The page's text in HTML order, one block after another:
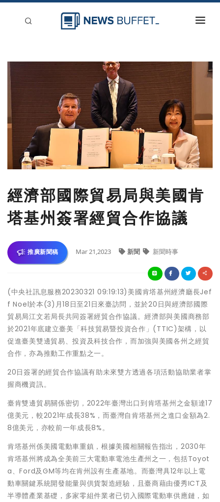
新聞稿分類
登入
刊登
經濟部國際貿易局與美國肯
塔基州簽署經貿合作協議
推廣新聞稿 Mar 21,2023 新聞 新聞時事
(中央社訊息服務20230321 09:19:13)美國肯塔基州經濟廳長Jef
f Noel於本(3)月18日至21日來臺訪問，並於20日與經濟部國際
貿易局江文若局長共同簽署經貿合作協議。經濟部與美國商務部
於2021年底建立臺美「科技貿易暨投資合作」(TTIC)架構，以
促進臺美雙邊貿易、投資及科技合作，而加強與美國各州之經貿
合作，亦為推動工作重點之一。
20日簽署的經貿合作協議有助未來雙方透過各項活動協助業者掌
握商機資訊。
臺肯雙邊貿易關係密切，2022年臺灣出口到肯塔基州之金額達17
億美元，較2021年成長38%，而臺灣自肯塔基州之進口金額為2.
8億美元，亦較前一年成長8%。
肯塔基州係美國電動車重鎮，根據美國相關報告指出，2030年
肯塔基州將成為全美前三大電動車電池生產州之一，包括Toyot
a、Ford及GM等均在肯州設有生產基地。而臺灣具12年以上電
動車關鍵系統開發能量與供貨製造經驗，且臺商藉由優秀ICT及
半導體產業基礎，多家零組件業者已切入國際電動車供應鏈，如